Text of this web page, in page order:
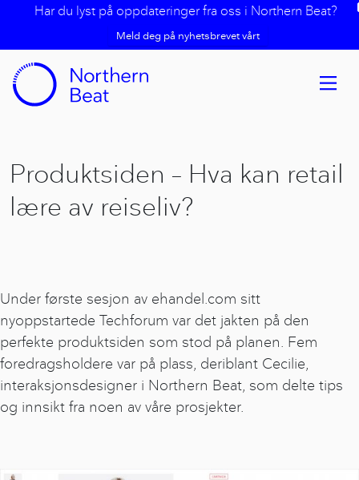
Har du lyst på oppdateringer fra oss i Northern Beat?
Meld deg på nyhetsbrevet vårt
Produktsiden – Hva kan retail
lære av reiseliv?
Under første sesjon av ehandel.com sitt
nyoppstartede Techforum var det jakten på den
perfekte produktsiden som stod på planen. Fem
foredragsholdere var på plass, deriblant Cecilie,
interaksjonsdesigner i Northern Beat, som delte tips
og innsikt fra noen av våre prosjekter.